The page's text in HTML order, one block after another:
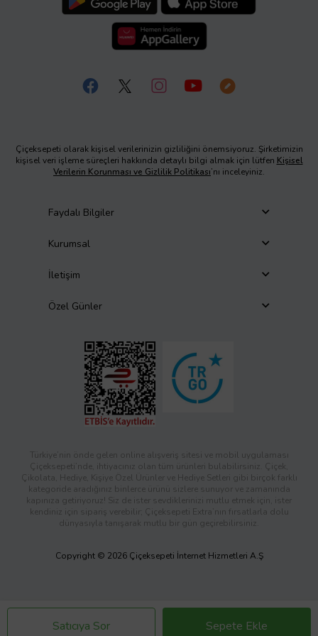
Satıcıya Sor Sepete Ekle
Çiçeksepeti olarak kişisel verilerinizin gizliliğini önemsiyoruz. Şirketimizin
kişisel veri işleme süreçleri hakkında detaylı bilgi almak için lütfen Kişisel
Verilerin Korunması ve Gizlilik Politikası’nı inceleyiniz.
Faydalı Bilgiler
Kurumsal
İletişim
Özel Günler
Türkiye’nin önde gelen online alışveriş sitesi ve mobil uygulaması
Çiçeksepeti’nde, ihtiyacınız olan tüm ürünleri bulabilirsiniz. Çiçek,
Çikolata, Hediye, Kişiye Özel Ürünler ve Hediye Setleri gibi birçok farklı
kategoride aradığınız binlerce ürünü sizlere sunuyor ve zamanında
kapınıza getiriyoruz! Siz de ister sevdiklerinizi mutlu etmek için, ister
kendiniz için sipariş verebilir; Çiçeksepeti Extra’nın fırsatlarla dolu
dünyasıyla tanışarak mutlu bir gün geçirebilirsiniz.
Copyright © 2026 Çiçeksepeti İnternet Hizmetleri A.Ş